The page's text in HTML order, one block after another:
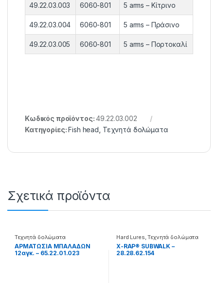
49.22.03.003 6060-801 5 arms – Κίτρινο
49.22.03.004 6060-801 5 arms – Πράσινο
49.22.03.005 6060-801 5 arms – Πορτοκαλί
Κωδικός προϊόντος:49.22.03.002
Κατηγορίες:Fish head Τεχνητά δολώματα
Σχετικά προϊόντα
Τεχνητά δολώματα
ΑΡΜΑΤΩΣΙΑ ΜΠΑΛΑΔΩΝ
12αγκ. – 65.22.01.023
Hard Lures,Τεχνητά δολώματα
X-RAP® SUBWALK –
28.28.62.154